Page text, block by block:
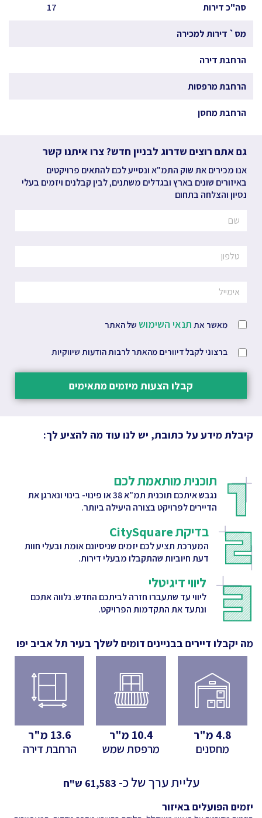
סה"כ דירות 17
מס` דירות למכירה
הרחבת דירה
הרחבת מרפסות
הרחבת מחסן
גם אתם רוצים שדרוג לבניין חדש? צרו איתנו קשר
אנו מכירים את שוק התמ"א ונסייע לכם להתאים פרויקטים
באיזורים שונים בארץ ובגדלים משתנים, לבין קבלנים ויזמים בעלי
נסיון והצלחה בתחום
מאשר את תנאי השימוש של האתר
ברצוני לקבל דיוורים מהאתר לרבות הודעות שיווקיות
קבלו הצעות מיזמים מתאימים
קיבלת מידע על כתובת, יש לנו עוד מה להציע לך:
תוכנית מותאמת לכם
נגבש איתכם תוכנית תמ"א 38 או פינוי- בינוי ונארגן את
הדיירים לפרויקט בצורה היעילה ביותר.
בדיקת CitySquare
המערכת תציע לכם יזמים שניסיונם אומת ובעלי חוות
דעת חיוביות שהתקבלו מבעלי דירות.
ליווי דיגיטלי
ליווי עד שתעברו חזרה לביתכם החדש. נלווה אתכם
ונתעד את התקדמות הפרויקט.
מה יקבלו דיירים בבניינים דומים לשלך בעיר תל אביב יפו
4.8מ"ר
מחסנים
10.4 מ"ר
מרפסת שמש
13.6 מ"ר
הרחבת דירה
עליית ערך של כ-
ש"ח
יזמים הפועלים באיזור